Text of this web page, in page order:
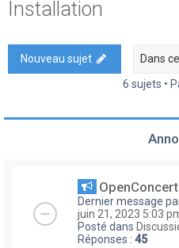
Installation
Nouveau sujet
6 sujets •
Dernier message
juin 21, 2023 5:03
Posté dans
Réponses : 45